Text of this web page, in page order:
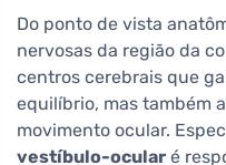
Do ponto de vista
nervosas da região da
centros cerebrais que
equilíbrio, mas também
movimento ocular.
vestíbulo-ocular é